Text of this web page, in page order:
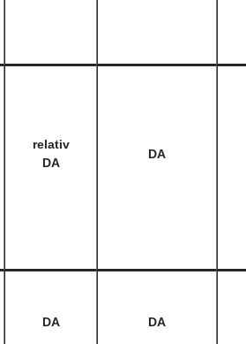
relativ
DA
DA
DA DA